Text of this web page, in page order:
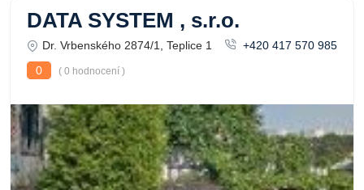
DATA SYSTEM , s.r.o.
Dr. Vrbenského 2874/1, Teplice 1
+420 417 570 985
0
( 0 hodnocení )